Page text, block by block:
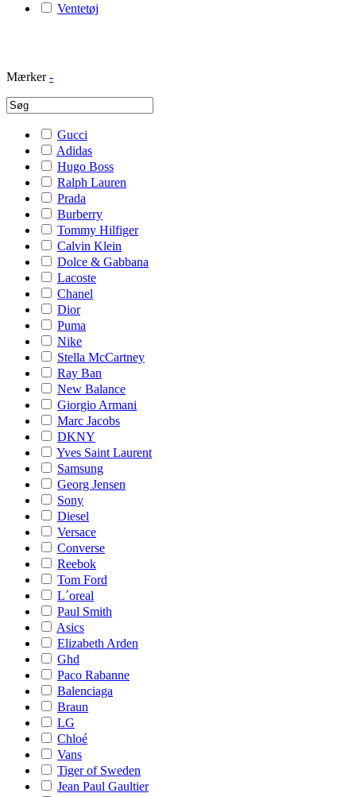
Ventetøj
Mærker -
Gucci
Adidas
Hugo Boss
Ralph Lauren
Prada
Burberry
Tommy Hilfiger
Calvin Klein
Dolce & Gabbana
Lacoste
Chanel
Dior
Puma
Nike
Stella McCartney
Ray Ban
New Balance
Giorgio Armani
Marc Jacobs
DKNY
Yves Saint Laurent
Samsung
Georg Jensen
Sony
Diesel
Versace
Converse
Reebok
Tom Ford
L´oreal
Paul Smith
Asics
Elizabeth Arden
Ghd
Paco Rabanne
Balenciaga
Braun
LG
Chloé
Vans
Tiger of Sweden
Jean Paul Gaultier